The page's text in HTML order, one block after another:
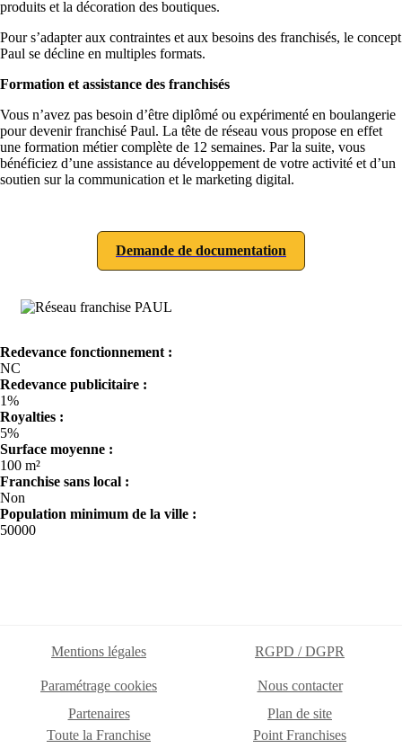
produits et la décoration des boutiques.
Pour s’adapter aux contraintes et aux besoins des franchisés, le concept
Paul se décline en multiples formats.
Formation et assistance des franchisés
Vous n’avez pas besoin d’être diplômé ou expérimenté en boulangerie
pour devenir franchisé Paul. La tête de réseau vous propose en effet
une formation métier complète de 12 semaines. Par la suite, vous
bénéficiez d’une assistance au développement de votre activité et d’un
soutien sur la communication et le marketing digital.
Demande de documentation
Redevance fonctionnement :
NC
Redevance publicitaire :
1%
Royalties :
5%
Surface moyenne :
100 m²
Franchise sans local :
Non
Population minimum de la ville :
50000
Mentions légales RGPD / DGPR
Paramétrage cookies
Nous contacter
Partenaires
Plan de site
Toute la Franchise
Point Franchises